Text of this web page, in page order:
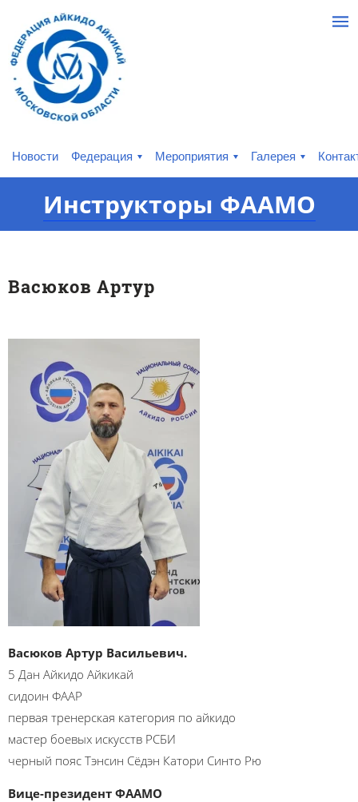
Новости Федерация Мероприятия Галерея
Инструкторы ФААМО
Васюков Артур
Васюков Артур Васильевич.
5 Дан Айкидо Айкикай
сидоин ФААР
первая тренерская категория по айкидо
мастер боевых искусств РСБИ
черный пояс Тэнсин Сёдэн Катори Синто Рю
Вице-президент ФААМО